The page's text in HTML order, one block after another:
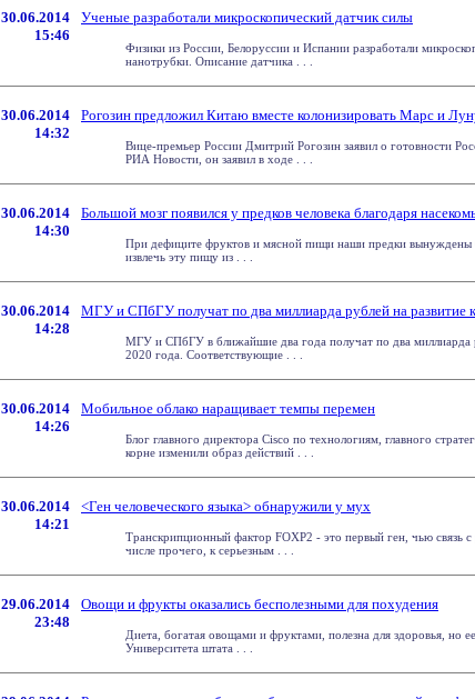
30.06.2014
15:46
Ученые разработали микроскопический датчик силы
Физики из России, Белоруссии и Испании разработали
нанотрубки. Описание датчика . . .
30.06.2014
14:32
Рогозин предложил Китаю вместе колонизировать Марс и
Вице-премьер России Дмитрий Рогозин заявил о готовности
РИА Новости, он заявил в ходе . . .
30.06.2014
14:30
Большой мозг появился у предков человека благодаря
При дефиците фруктов и мясной пищи наши предки вынуждены
извлечь эту пищу из . . .
30.06.2014
14:28
МГУ и СПбГУ получат по два миллиарда рублей на развитие
МГУ и СПбГУ в ближайшие два года получат по два миллиарда
2020 года. Соответствующие . . .
30.06.2014
14:26
Мобильное облако наращивает темпы перемен
Блог главного директора Cisco по технологиям, главного
корне изменили образ действий . . .
30.06.2014
14:21
<Ген человеческого языка> обнаружили у мух
Транскрипционный фактор FOXP2 - это первый ген, чью связь
числе прочего, к серьезным . . .
29.06.2014
23:48
Овощи и фрукты оказались бесполезными для похудения
Диета, богатая овощами и фруктами, полезна для здоровья, но
Университета штата . . .